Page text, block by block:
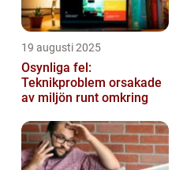
19 augusti 2025
Osynliga fel:
Teknikproblem orsakade
av miljön runt omkring